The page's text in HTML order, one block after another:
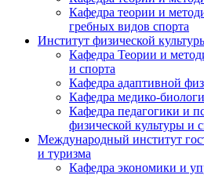
Кафедра теории и
гребных видов спорта
Институт физической
Кафедра Теории и
и спорта
Кафедра адаптивной
Кафедра медико-
Кафедра педагогики и
физической культуры и
Международный институт
и туризма
Кафедра экономики и